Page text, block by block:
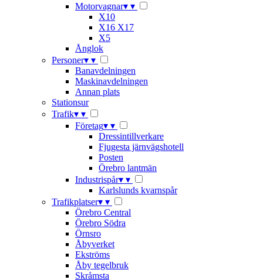
Motorvagnar▾ ▾
X10
X16 X17
X5
Ånglok
Personer▾ ▾
Banavdelningen
Maskinavdelningen
Annan plats
Stationsur
Trafik▾ ▾
Företag▾ ▾
Dressintillverkare
Fjugesta järnvägshotell
Posten
Örebro lantmän
Industrispår▾ ▾
Karlslunds kvarnspår
Trafikplatser▾ ▾
Örebro Central
Örebro Södra
Örnsro
Åbyverket
Ekströms
Åby tegelbruk
Skråmsta